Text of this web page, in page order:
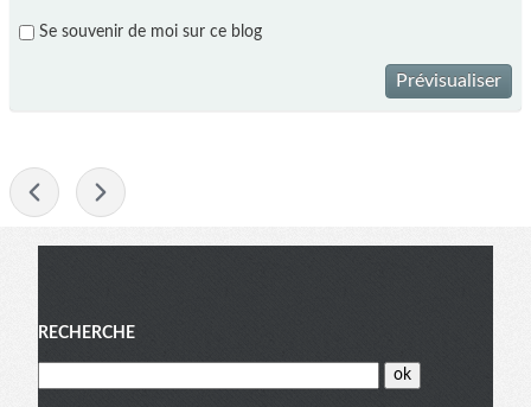
Se souvenir de moi sur ce blog
Prévisualiser
Menu
RECHERCHE